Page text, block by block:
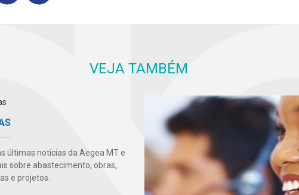
VEJA TAMBÉM
últimas notícias da Aegea MT e
sobre abastecimento, obras,
e projetos.